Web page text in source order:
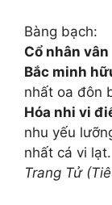
Bàng bạch:
Cổ nhân vân
Bắc minh
nhất oa đôn
Hóa nhi vi
nhu yếu
nhất cá vi lạt.
Trang Tử